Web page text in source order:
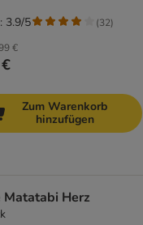
€
3.9/5 (32)
Zum Warenkorb
hinzufügen
Matatabi Herz